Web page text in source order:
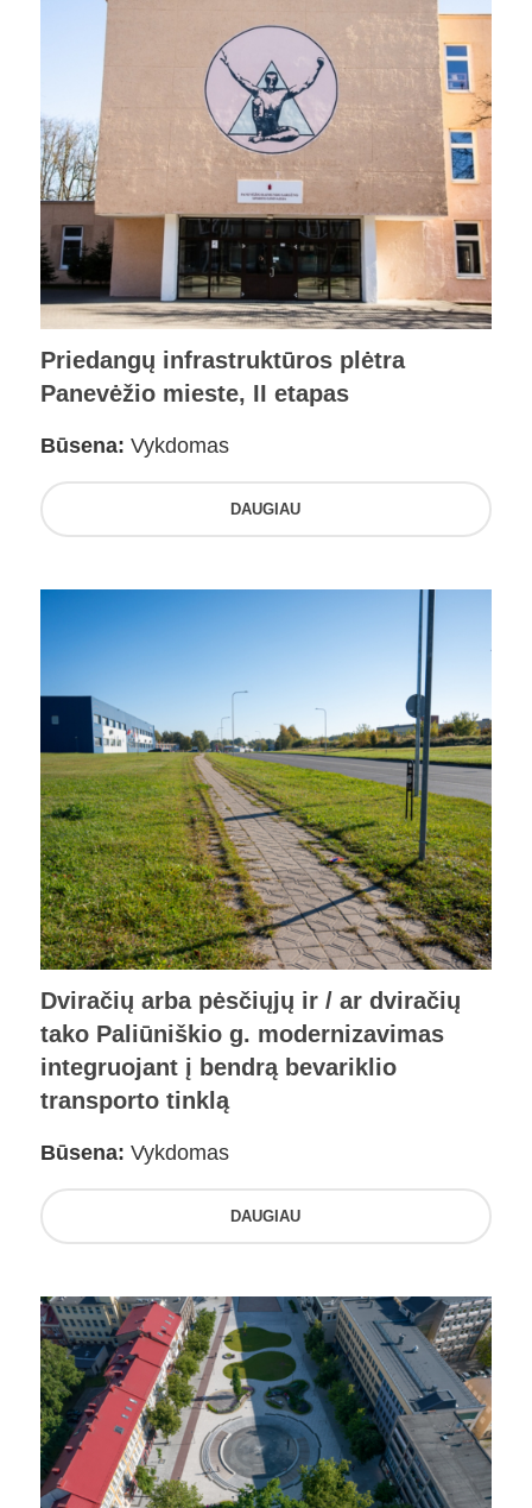
Priedangų infrastruktūros plėtra
Panevėžio mieste, II etapas
Būsena: Vykdomas
DAUGIAU
Dviračių arba pėsčiųjų ir / ar dviračių
tako Paliūniškio g. modernizavimas
integruojant į bendrą bevariklio
transporto tinklą
Būsena: Vykdomas
DAUGIAU